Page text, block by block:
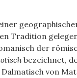
Tradition
der
bezeichnet,
Dalmatisch von